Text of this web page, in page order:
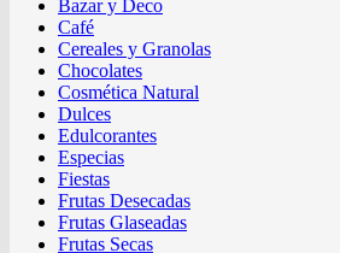
Bazar y Deco
Café
Cereales y Granolas
Chocolates
Cosmética Natural
Dulces
Edulcorantes
Especias
Fiestas
Frutas Desecadas
Frutas Glaseadas
Frutas Secas